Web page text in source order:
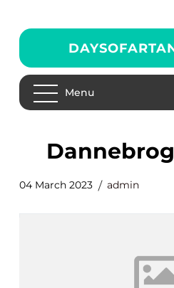
Menu
04 March 2023 admin